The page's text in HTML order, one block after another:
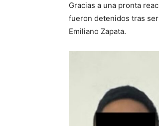
Gracias a una pronta
fueron detenidos tras
Emiliano Zapata.